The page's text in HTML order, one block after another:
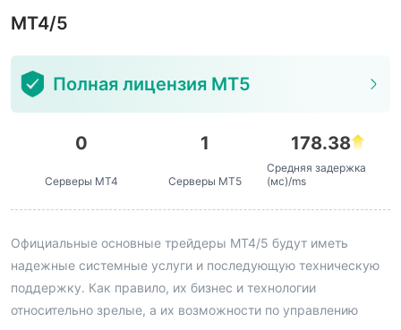
MT4/5
Полная лицензия MT5
0
Серверы MT4
1
Серверы MT5
178.38
Средняя задержка
(мс)/ms
Официальные основные трейдеры MT4/5 будут иметь
надежные системные услуги и последующую техническую
поддержку. Как правило, их бизнес и технологии
относительно зрелые, а их возможности по управлению